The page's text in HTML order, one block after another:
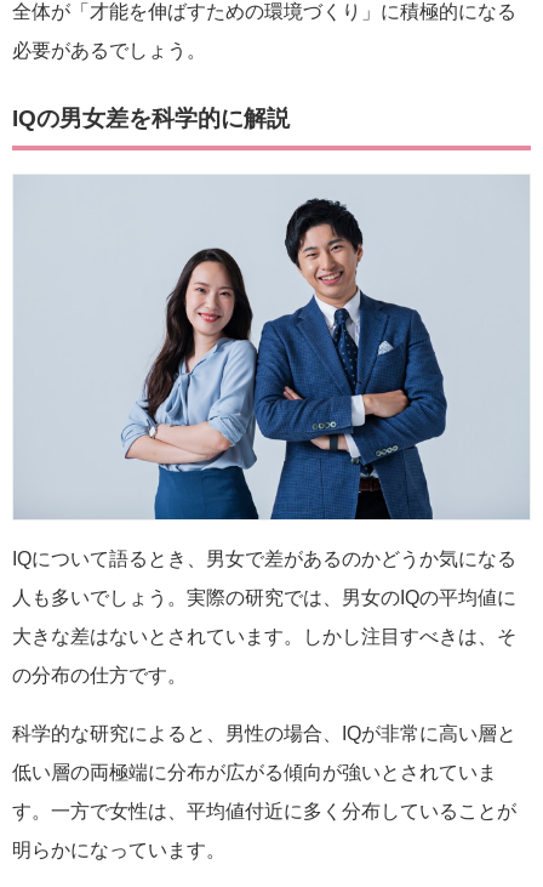
全体が「才能を伸ばすための環境づくり」に積極的になる
必要があるでしょう。
IQの男女差を科学的に解説
IQについて語るとき、男女で差があるのかどうか気になる
人も多いでしょう。実際の研究では、男女のIQの平均値に
大きな差はないとされています。しかし注目すべきは、そ
の分布の仕方です。
科学的な研究によると、男性の場合、IQが非常に高い層と
低い層の両極端に分布が広がる傾向が強いとされていま
す。一方で女性は、平均値付近に多く分布していることが
明らかになっています。